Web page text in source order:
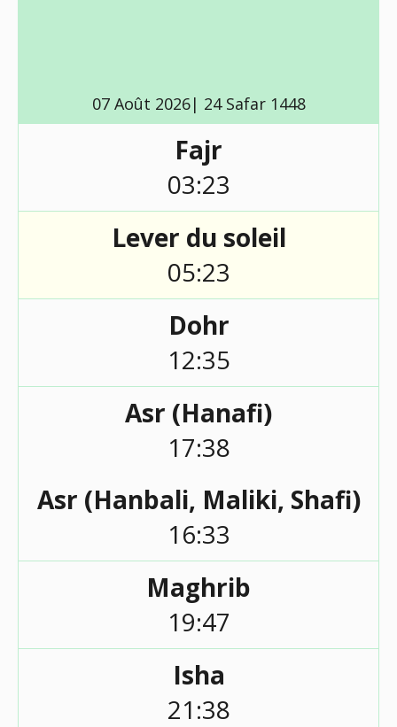
07 Août 2026| 24 Safar 1448
Fajr
03:23
Lever du soleil
05:23
Dohr
12:35
Asr (Hanafi)
17:38
Asr (Hanbali, Maliki, Shafi)
16:33
Maghrib
19:47
Isha
21:38